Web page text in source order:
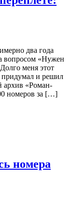
два года
вопросом «Нужен
меня этот
придумал и решил
архив «Роман-
номеров за […]
номера